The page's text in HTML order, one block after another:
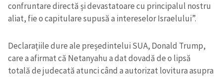
confruntare directă și devastatoare cu principalul nostru
aliat, fie o capitulare supusă a intereselor Israelului”.
Declarațiile dure ale președintelui SUA, Donald Trump,
care a afirmat că Netanyahu a dat dovadă de o lipsă
totală de judecată atunci când a autorizat lovitura asupra